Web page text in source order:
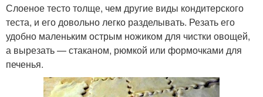
Слоеное тесто толще, чем другие виды кондитерского
теста, и его довольно легко разделывать. Резать его
удобно маленьким острым ножиком для чистки овощей,
а вырезать — стаканом, рюмкой или формочками для
печенья.